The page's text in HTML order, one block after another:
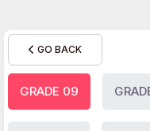
GO BACK
GRADE 09